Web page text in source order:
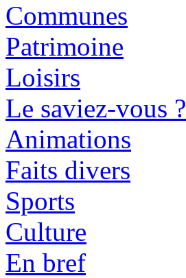
Communes
Patrimoine
Loisirs
Le saviez-vous ?
Animations
Faits divers
Sports
Culture
En bref